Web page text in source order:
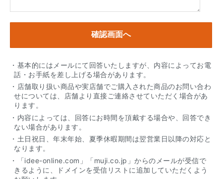
・基本的にはメールにて回答いたしますが、内容によってお電
話・お手紙を差し上げる場合があります。
・店舗取り扱い商品や実店舗でご購入された商品のお問い合わ
せについては、店舗より直接ご連絡させていただく場合があ
ります。
・内容によっては、回答にお時間を頂戴する場合や、回答でき
ない場合があります。
・土日祝日、年末年始、夏季休暇期間は翌営業日以降の対応と
なります。
・「idee-online.com」「muji.co.jp」からのメールが受信で
きるように、ドメインを受信リストに追加していただくよう